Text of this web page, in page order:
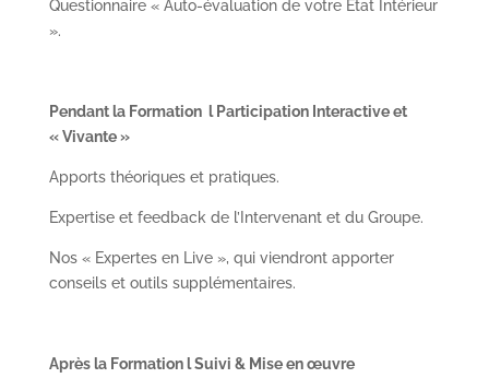
Questionnaire « Auto-évaluation de votre Etat Intérieur
».
Pendant la Formation lParticipation Interactive et
« Vivante »
Apports théoriques et pratiques.
Expertise et feedback de l’Intervenant et du Groupe.
Nos « Expertes en Live », qui viendront apporter
conseils et outils supplémentaires.
Après la Formation lSuivi & Mise en œuvre